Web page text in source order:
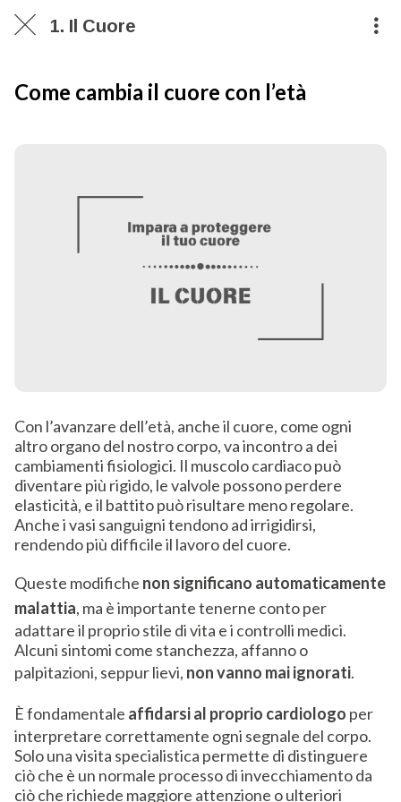
1. Il Cuore
Come cambia il cuore con l’età
Con l’avanzare dell’età, anche il cuore, come ogni
altro organo del nostro corpo, va incontro a dei
cambiamenti fisiologici. Il muscolo cardiaco può
diventare più rigido, le valvole possono perdere
elasticità, e il battito può risultare meno regolare.
Anche i vasi sanguigni tendono ad irrigidirsi,
rendendo più difficile il lavoro del cuore.
Queste modifiche non significano automaticamente
malattia, ma è importante tenerne conto per
adattare il proprio stile di vita e i controlli medici.
Alcuni sintomi come stanchezza, affanno o
palpitazioni, seppur lievi, non vanno mai ignorati.
È fondamentale affidarsi al proprio cardiologo per
interpretare correttamente ogni segnale del corpo.
Solo una visita specialistica permette di distinguere
ciò che è un normale processo di invecchiamento da
ciò che richiede maggiore attenzione o ulteriori